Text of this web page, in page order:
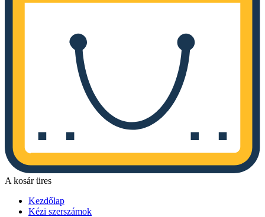
A kosár üres
Kezdőlap
Kézi szerszámok